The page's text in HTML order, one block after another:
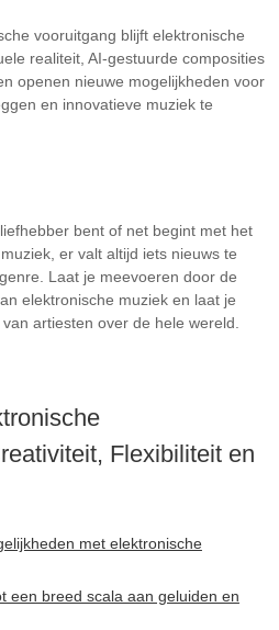
vooruitgang blijft elektronische
realiteit, AI-gestuurde composities
openen nieuwe mogelijkheden voor
en innovatieve muziek te
bent of net begint met het
er valt altijd iets nieuws te
Laat je meevoeren door de
elektronische muziek en laat je
artiesten over de hele wereld.
Flexibiliteit en
met elektronische
een breed scala aan geluiden en